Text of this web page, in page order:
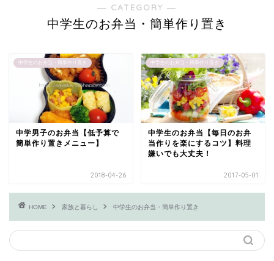
― CATEGORY ―
中学生のお弁当・簡単作り置き
中学生のお弁当・簡単作り置き
中学男子のお弁当【低予算で
簡単作り置きメニュー】
2018-04-26
中学生のお弁当・簡単作り置き
中学生のお弁当【毎日のお弁
当作りを楽にするコツ】料理
嫌いでも大丈夫！
2017-05-01
HOME 家族と暮らし 中学生のお弁当・簡単作り置き